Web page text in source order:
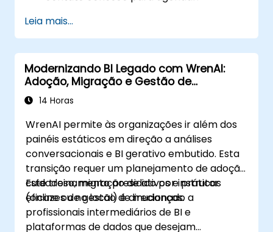
Leia mais...
Modernizando BI Legado com WrenAI:
Adoção, Migração e Gestão de
Mudanças
14 Horas
WrenAI permite às organizações ir além dos
painéis estáticos em direção a análises
conversacionais e BI gerativo embutido. Esta
transição requer um planejamento de adoção
cuidadoso, migração de ativos e práticas
eficazes de gestão de mudanças.
Este treinamento presidido por instrutor
(online ou no local) é direcionado a
profissionais intermediários de BI e
plataformas de dados que desejam